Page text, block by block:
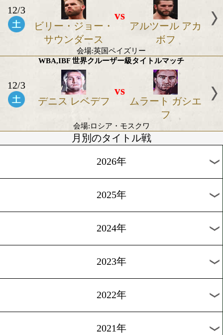
会場:USCガーレン・センター
IBF世界ヘビー級タイトルマッチ
アンソニー ジョ
シュア
vs
エリック モ
会場:英国マンチェスター
IBF世界スーパーライト級タイトルマッチ
エドゥアルド ト
vs
ユリウス
WBO世界ミドル級タイトルマッチ
ビリー・ジョー・
サウンダース
アルツール
ボフ
会場:英国ペイズリー
WBA,IBF 世界クルーザー級タイトルマッチ